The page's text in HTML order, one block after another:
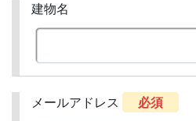
建物名
メールアドレス 必須